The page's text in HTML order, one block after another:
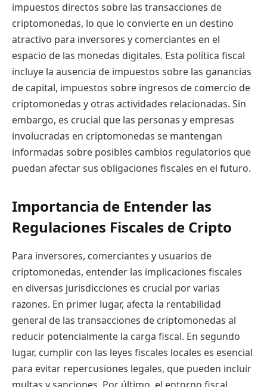
impuestos directos sobre las transacciones de
criptomonedas, lo que lo convierte en un destino
atractivo para inversores y comerciantes en el
espacio de las monedas digitales. Esta política fiscal
incluye la ausencia de impuestos sobre las ganancias
de capital, impuestos sobre ingresos de comercio de
criptomonedas y otras actividades relacionadas. Sin
embargo, es crucial que las personas y empresas
involucradas en criptomonedas se mantengan
informadas sobre posibles cambios regulatorios que
puedan afectar sus obligaciones fiscales en el futuro.
Importancia de Entender las
Regulaciones Fiscales de Cripto
Para inversores, comerciantes y usuarios de
criptomonedas, entender las implicaciones fiscales
en diversas jurisdicciones es crucial por varias
razones. En primer lugar, afecta la rentabilidad
general de las transacciones de criptomonedas al
reducir potencialmente la carga fiscal. En segundo
lugar, cumplir con las leyes fiscales locales es esencial
para evitar repercusiones legales, que pueden incluir